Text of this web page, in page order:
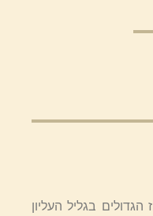
בגליל העליון